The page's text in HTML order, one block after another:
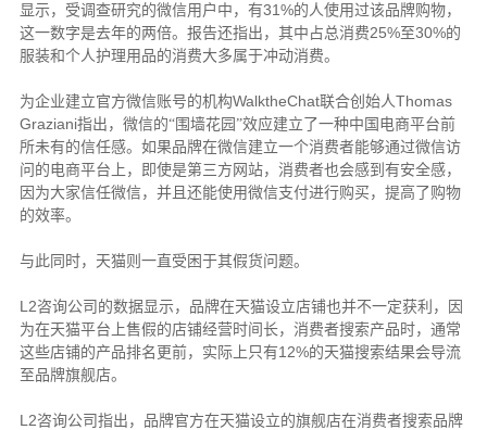
显示，受调查研究的微信用户中，有31%的人使用过该品牌购物，
这一数字是去年的两倍。报告还指出，其中占总消费25%至30%的
服装和个人护理用品的消费大多属于冲动消费。
为企业建立官方微信账号的机构WalktheChat联合创始人Thomas
Graziani指出，微信的“围墙花园”效应建立了一种中国电商平台前
所未有的信任感。如果品牌在微信建立一个消费者能够通过微信访
问的电商平台上，即使是第三方网站，消费者也会感到有安全感，
因为大家信任微信，并且还能使用微信支付进行购买，提高了购物
的效率。
与此同时，天猫则一直受困于其假货问题。
L2咨询公司的数据显示，品牌在天猫设立店铺也并不一定获利，因
为在天猫平台上售假的店铺经营时间长，消费者搜索产品时，通常
这些店铺的产品排名更前，实际上只有12%的天猫搜索结果会导流
至品牌旗舰店。
L2咨询公司指出，品牌官方在天猫设立的旗舰店在消费者搜索品牌